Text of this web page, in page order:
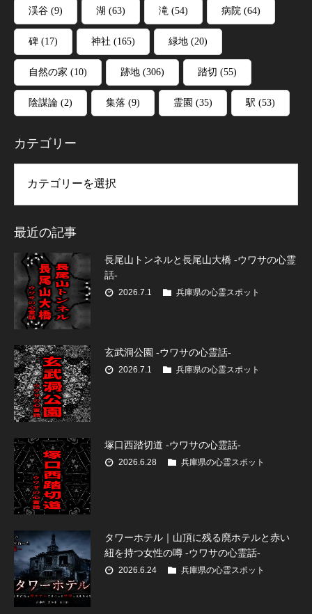
渓谷 (9) 湖 (63) 滝 (54) 病院 (64)
碑 (17) 神社 (165) 緑地 (20)
自然の家 (10) 跡地 (306) 踏切 (55)
陰謀論 (2) 集落 (9) 霊園 (35) 駅 (53)
カテゴリー
最近の記事
長尾山トンネルと長尾山大橋 -ウワサの心霊
話-
2026.7.1 兵庫県の心霊スポット
玄武洞公園 -ウワサの心霊話-
2026.7.1 兵庫県の心霊スポット
塚口西踏切道 -ウワサの心霊話-
2026.6.28 兵庫県の心霊スポット
タワーホテル｜山頂に残る廃ホテルと赤い
紐を持つ女性の噂 -ウワサの心霊話-
2026.6.24 兵庫県の心霊スポット